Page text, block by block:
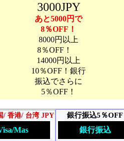
3000JPY
あと5000円で
8％OFF！
8000円以上
8％OFF！
14000円以上
10％OFF！銀行
振込でさらに
5％OFF！
/ 香港/ 台湾 JPY
Mas
銀行振込5％OFF
銀行振込